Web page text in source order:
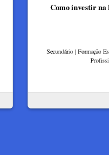
Como investir na
Secundário | Formação